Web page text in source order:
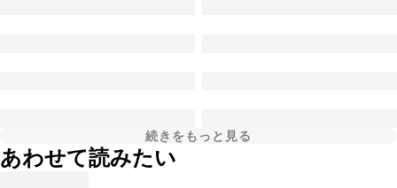
続きをもっと見る
あわせて読みたい